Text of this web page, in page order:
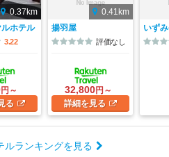
0.37km
ホテル
3.22
円～
る
0.41km
揚羽屋
評価なし
32,800円～
詳細を見る
いず
ルランキングを見る